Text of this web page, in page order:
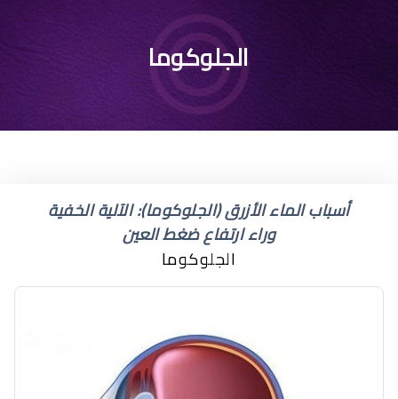
ماهي اعراض الماء الازرق
في العين
الجلوكوما
أسباب الماء الأزرق (الجلوكوما): الآلية الخفية
وراء ارتفاع ضغط العين
الجلوكوما